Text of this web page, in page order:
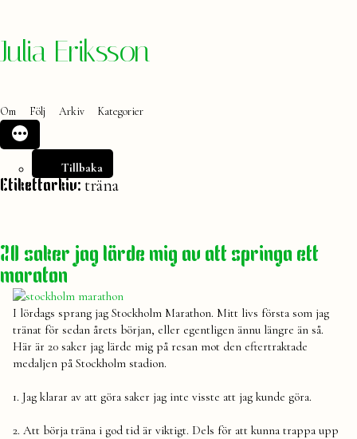
Hoppa
Julia Eriksson
Om Följ Arkiv Kategorier
Tillbaka
Etikettarkiv: träna
20 saker jag lärde mig av att springa ett
maraton
I lördags sprang jag Stockholm Marathon. Mitt livs första som jag
tränat för sedan årets början, eller egentligen ännu längre än så.
Här är 20 saker jag lärde mig på resan mot den eftertraktade
medaljen på Stockholm stadion.
1. Jag klarar av att göra saker jag inte visste att jag kunde göra.
2. Att börja träna i god tid är viktigt. Dels för att kunna trappa upp